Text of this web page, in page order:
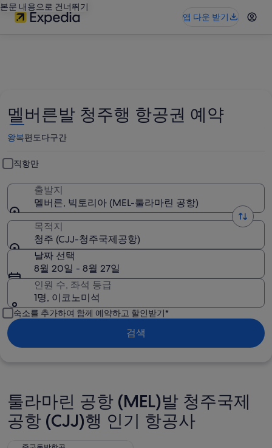
본문 내용으로 건너뛰기
앱 다운 받기
멜버른발 청주행 항공권 예약
왕복편도다구간
직항만
출발지
멜버른, 빅토리아 (MEL-툴라마린 공항)
목적지
청주 (CJJ-청주국제공항)
날짜 선택
8월 20일 - 8월 27일
인원 수, 좌석 등급
1명, 이코노미석
숙소를 추가하여 함께 예약하고 할인받기*
검색
툴라마린 공항 (MEL)발 청주국제
공항 (CJJ)행 인기 항공사